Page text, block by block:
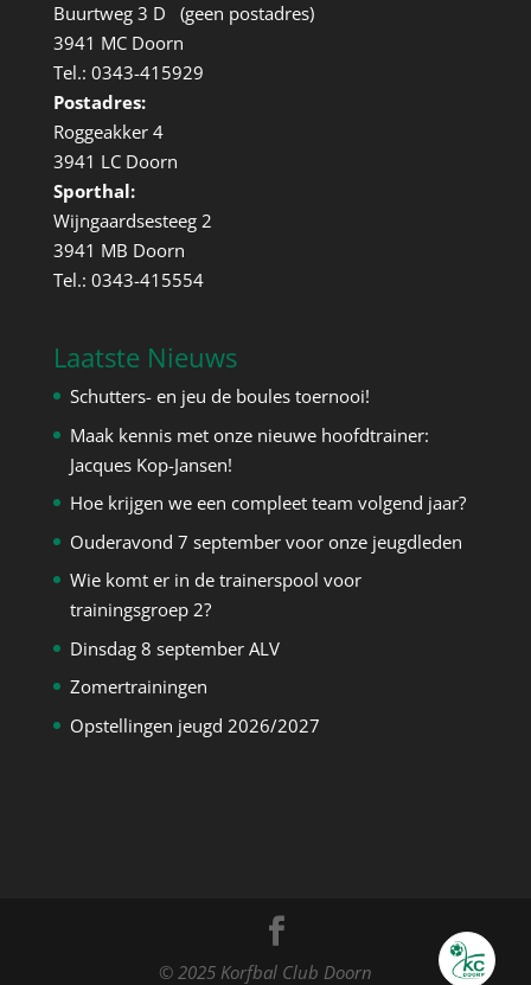
Buurtweg 3 D (geen postadres)
3941 MC Doorn
Tel.: 0343-415929
Postadres:
Roggeakker 4
3941 LC Doorn
Sporthal:
Wijngaardsesteeg 2
3941 MB Doorn
Tel.: 0343-415554
Laatste Nieuws
Schutters- en jeu de boules toernooi!
Maak kennis met onze nieuwe hoofdtrainer:
Jacques Kop-Jansen!
Hoe krijgen we een compleet team volgend jaar?
Ouderavond 7 september voor onze jeugdleden
Wie komt er in de trainerspool voor
trainingsgroep 2?
Dinsdag 8 september ALV
Zomertrainingen
Opstellingen jeugd 2026/2027
© 2025 Korfbal Club Doorn